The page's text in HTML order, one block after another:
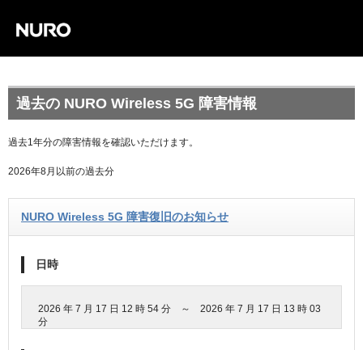
過去の NURO Wireless 5G 障害情報
過去1年分の障害情報を確認いただけます。
2026年8月以前の過去分
NURO Wireless 5G 障害復旧のお知らせ
日時
2026 年 7 月 17 日 12 時 54 分 ～ 2026 年 7 月 17 日 13 時 03
分